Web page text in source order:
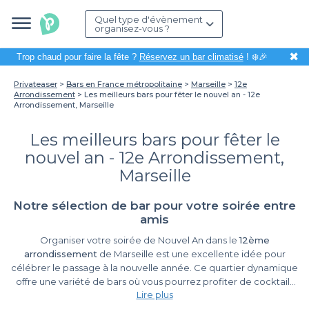
Quel type d'évènement
organisez-vous ?
Trop chaud pour faire la fête ? Réservez un bar climatisé! ❄️🎉 ✖
Privateaser Bars en France métropolitaine Marseille
12e
Arrondissement
Les meilleurs bars pour fêter le nouvel an - 12e
Arrondissement, Marseille
Les meilleurs bars pour fêter le
nouvel an - 12e Arrondissement,
Marseille
Notre sélection de bar pour votre soirée entre
amis
Organiser votre soirée de Nouvel An dans le12ème
arrondissement de Marseille est une excellente idée pour
célébrer le passage à la nouvelle année. Ce quartier dynamique
offre une variété de bars où vous pourrez profiter de cocktails
festifs, de musique entraînante et d’une ambiance conviviale.
Lire plus